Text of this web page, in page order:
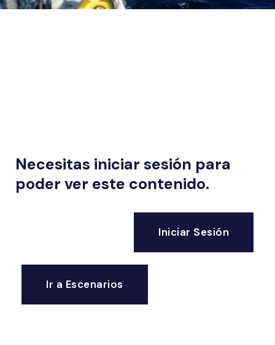
Necesitas iniciar sesión para
poder ver este contenido.
Iniciar Sesión
Ir a Escenarios